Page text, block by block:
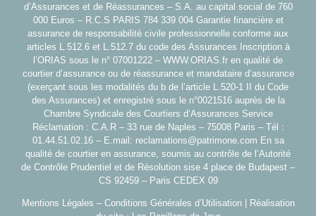
d’Assurances et de Réassurances – S.A. au capital social de 760
000 Euros – R.C.S PARIS 784 339 004 Garantie financière et
assurance de responsabilité civile professionnelle conforme aux
articles L.512.6 et L.512.7 du code des Assurances Inscription à
l’ORIAS sous le n° 07001222 – WWW.ORIAS.fr en qualité de
courtier d’assurance ou de réassurance et mandataire d’assurance
(exerçant sous les modalités du b de l’article L.520-1 II du Code
des Assurances) et enregistré sous le n°0021516 auprès de la
Chambre Syndicale des Courtiers d’Assurances Service
Réclamation : C.A.R – 33 rue de Naples – 75008 Paris – Tél :
01.44.51.02.16 – E.mail: reclamations@patrimone.com En sa
qualité de courtier en assurance, soumis au contrôle de l’Autorité
de Contrôle Prudentiel et de Résolution sise 4 place de Budapest –
CS 92459 – Paris CEDEX 09
Mentions Légales – Conditions Générales d’Utilisation| Réalisation